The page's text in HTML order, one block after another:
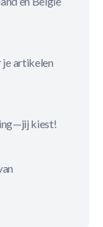
je artikelen
kiest!